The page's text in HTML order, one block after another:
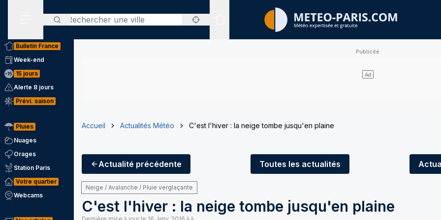
Rechercher
Sites expertisés
Bulletin France
Week-end
15 jours
Alerte 8 jours
Prévi. saison
Pluies
Nuages
Orages
Station Paris
Votre quartier
Webcams
Accueil Actualités Météo C'est l'hiver : la neige tombe jusqu'en plaine
Actualité précédente Toutes les actualités
Neige / Avalanche / Pluie verglaçante
C'est l'hiver : la neige tombe jusqu'en plaine